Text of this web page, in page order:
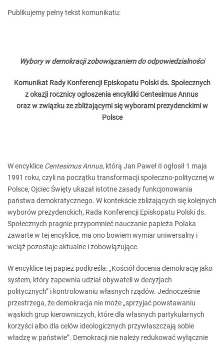
Publikujemy pełny tekst komunikatu:
Wybory w demokracji zobowiązaniem do odpowiedzialności
Komunikat Rady Konferencji Episkopatu Polski ds. Społecznych
z okazji rocznicy ogłoszenia encykliki Centesimus Annus
oraz w związku ze zbliżającymi się wyborami prezydenckimi w
Polsce
W encyklice Centesimus Annus, którą Jan Paweł II ogłosił 1 maja
1991 roku, czyli na początku transformacji społeczno-politycznej w
Polsce, Ojciec Święty ukazał istotne zasady funkcjonowania
państwa demokratycznego. W kontekście zbliżających się kolejnych
wyborów prezydenckich, Rada Konferencji Episkopatu Polski ds.
Społecznych pragnie przypomnieć nauczanie papieża Polaka
zawarte w tej encyklice, ma ono bowiem wymiar uniwersalny i
wciąż pozostaje aktualne i zobowiązujące.
W encyklice tej papież podkreśla: „Kościół docenia demokrację jako
system, który zapewnia udział obywateli w decyzjach
politycznych” i kontrolowaniu własnych rządów. Jednocześnie
przestrzega, że demokracja nie może „sprzyjać powstawaniu
wąskich grup kierowniczych, które dla własnych partykularnych
korzyści albo dla celów ideologicznych przywłaszczają sobie
władzę w państwie”. Demokracji nie należy redukować wyłącznie